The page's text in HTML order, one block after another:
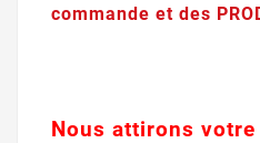
commande et des
Nous attirons